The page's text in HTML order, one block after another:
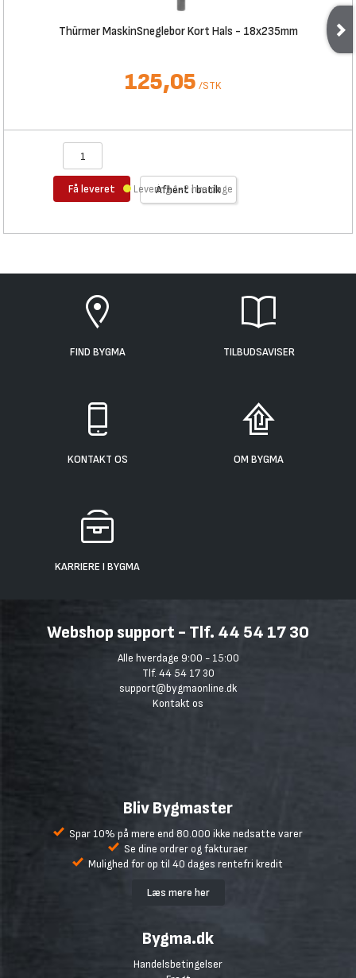
Thürmer MaskinSneglebor Kort Hals - 18x235mm
125,05 /STK
Få leveret Afhent i butik
Levering 1-2 hverdage
FIND BYGMA TILBUDSAVISER
KONTAKT OS OM BYGMA
KARRIERE I BYGMA
Webshop support - Tlf. 44 54 17 30
Alle hverdage 9:00 - 15:00
Tlf. 44 54 17 30
support@bygmaonline.dk
Kontakt os
Bliv Bygmaster
Spar 10% på mere end 80.000 ikke nedsatte varer
Se dine ordrer og fakturaer
Mulighed for op til 40 dages rentefri kredit
Læs mere her
Bygma.dk
Handelsbetingelser